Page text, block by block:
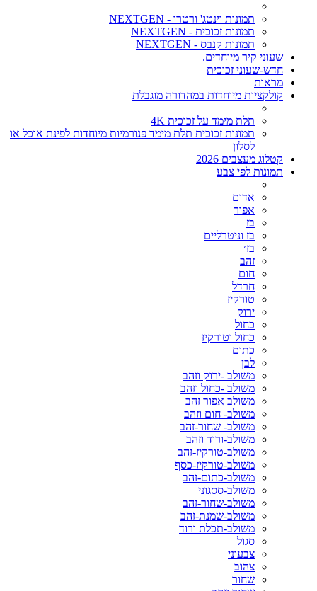
תמונות וינטג' ורטרו - NEXTGEN
תמונות זכוכית - NEXTGEN
תמונות קנבס - NEXTGEN
שעוני קיר מיוחדים.
חדש-שעוני זכוכית
מראות
קולקציות מיוחדות במהדורה מוגבלת
תלת מימד על זכוכית 4K
תמונות זכוכית תלת מימד פנורמיות מיוחדות לפינת אוכל או
לסלון
קטלוג מעצבים 2026
תמונות לפי צבע
אדום
אפור
בז
בז וניטרליים
בז׳
זהב
חום
חרדל
טורקיז
ירוק
כחול
כחול וטורקיז
כתום
לבן
משולב -ירוק וזהב
משולב -כחול וזהב
משולב אפור זהב
משולב- חום וזהב
משולב- שחור-זהב
משולב-ורוד וזהב
משולב-טורקיז-זהב
משולב-טורקיז-כסף
משולב-כתום-זהב
משולב-ססגוני
משולב-שחור-זהב
משולב-שמנת-זהב
משולב-תכלת ורוד
סגול
צבעוני
צהוב
שחור